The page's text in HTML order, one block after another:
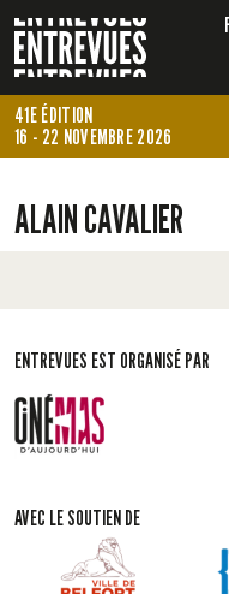
41E ÉDITION
16 - 22 NOVEMBRE 2026
ALAIN CAVALIER
ENTREVUES EST ORGANISÉ PAR
AVEC LE SOUTIEN DE